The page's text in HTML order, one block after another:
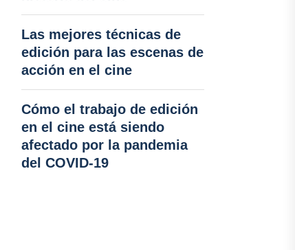
Las mejores técnicas de
edición para las escenas de
acción en el cine
Cómo el trabajo de edición
en el cine está siendo
afectado por la pandemia
del COVID-19